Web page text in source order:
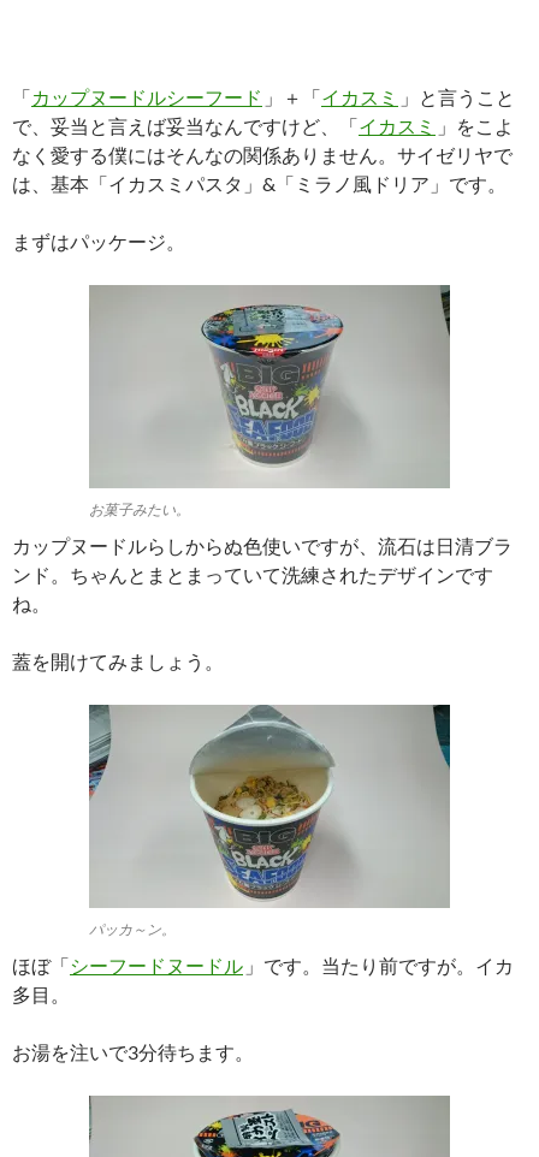
「カップヌードルシーフード 」＋「イカスミ 」と言うこと
で、妥当と言えば妥当なんですけど、「イカスミ 」をこよ
なく愛する僕にはそんなの関係ありません。サイゼリヤで
は、基本「イカスミパスタ」&「ミラノ風ドリア」です。
まずはパッケージ。
お菓子みたい。
カップヌードルらしからぬ色使いですが、流石は日清ブラ
ンド。ちゃんとまとまっていて洗練されたデザインです
ね。
蓋を開けてみましょう。
パッカ～ン。
ほぼ「シーフードヌードル 」です。当たり前ですが。イカ
多目。
お湯を注いで3分待ちます。